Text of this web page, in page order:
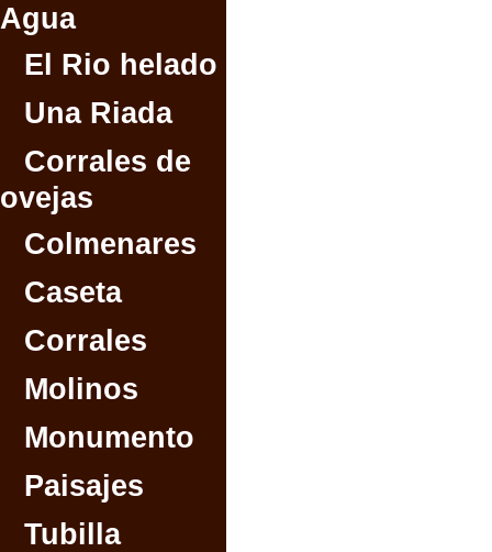
Agua
El Rio helado
Una Riada
Corrales de
ovejas
Colmenares
Caseta
Corrales
Molinos
Monumento
Paisajes
Tubilla